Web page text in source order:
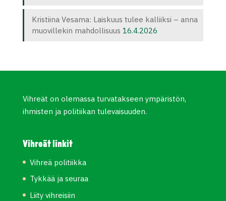
Kristiina Vesama: Laiskuus tulee kalliiksi – anna
muovillekin mahdollisuus 16.4.2026
Vihreät on olemassa turvatakseen ympäristön,
ihmisten ja politiikan tulevaisuuden.
Vihreät linkit
Vihreä politiikka
Tykkää ja seuraa
Liity vihreisiin